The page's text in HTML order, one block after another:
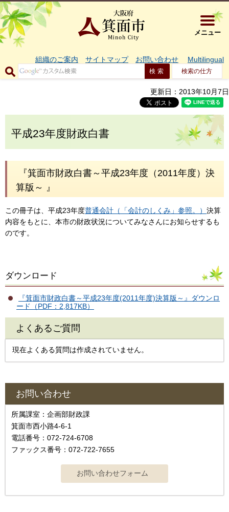
大阪府箕
メニュー
組織のご案内 サイトマップ お問い合わせ Multilingual
検索の仕方
更新日：2013年10月7日
平成23年度財政白書
『箕面市財政白書～平成23年度（2011年度）決
算版～ 』
この冊子は、平成23年度普通会計（「会計のしくみ」参照。） 決算
内容をもとに、本市の財政状況についてみなさんにお知らせするも
のです。
ダウンロード
『箕面市財政白書～平成23年度(2011年度)決算版～』ダウンロ
ード（PDF：2,817KB）
よくあるご質問
現在よくある質問は作成されていません。
お問い合わせ
所属課室：企画部財政課
箕面市西小路4-6-1
電話番号：072-724-6708
ファックス番号：072-722-7655